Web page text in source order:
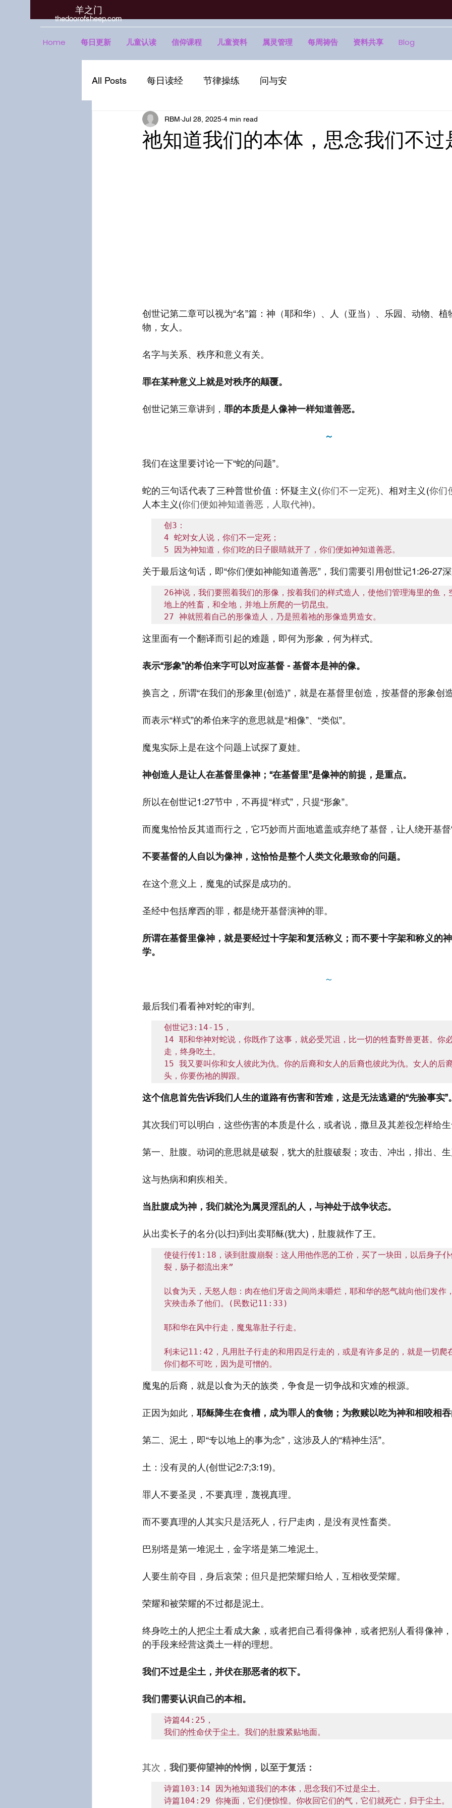
羊之门
​thedoorofsheep.com
Home 每日更新 儿童认读 信仰课程 儿童资料 属灵管理 每周祷告 资料共享 Blog
All Posts 每日读经 节律操练 问与安
祂知道我们的本体，思念我们不过
RBM Jul 28, 2025 4 min read
创世记第二章可以视为“名”篇：神（耶和华）、人（亚当）、乐园、动物、植
物，女人。
名字与关系、秩序和意义有关。
罪在某种意义上就是对秩序的颠覆。
创世记第三章讲到， 罪的本质是人像神一样知道善恶。
～
我们在这里要讨论一下“蛇的问题”。
蛇的三句话代表了三种普世价值：怀疑主义(你们不一定死)、相对主义(你们
人本主义(你们便如神知道善恶，人取代神)。
创3：
4 蛇对女人说，你们不一定死；
5 因为神知道，你们吃的日子眼睛就开了，你们便如神知道善恶。
关于最后这句话，即“你们便如神能知道善恶”，我们需要引用创世记1:26-27
26神说，我们要照着我们的形像，按着我们的样式造人，使他们管理海里的鱼，
地上的牲畜，和全地，并地上所爬的一切昆虫。
27 神就照着自己的形像造人，乃是照着祂的形像造男造女。
这里面有一个翻译而引起的难题，即何为形象，何为样式。
表示“形象”的希伯来字可以对应基督 - 基督本是神的像。
换言之，所谓“在我们的形象里(创造)”，就是在基督里创造，按基督的形象创
而表示“样式”的希伯来字的意思就是“相像”、“类似”。
魔鬼实际上是在这个问题上试探了夏娃。
神创造人是让人在基督里像神；“在基督里”是像神的前提，是重点。
所以在创世记1:27节中，不再提“样式”，只提“形象”。
而魔鬼恰恰反其道而行之，它巧妙而片面地遮盖或弃绝了基督，让人绕开基督
不要基督的人自以为像神，这恰恰是整个人类文化最致命的问题。
在这个意义上，魔鬼的试探是成功的。
圣经中包括摩西的罪，都是绕开基督演神的罪。
所谓在基督里像神，就是要经过十字架和复活称义；而不要十字架和称义的
学。
～
最后我们看看神对蛇的审判。
创世记3:14-15，
14 耶和华神对蛇说，你既作了这事，就必受咒诅，比一切的牲畜野兽更甚。你
走，终身吃土。
15 我又要叫你和女人彼此为仇。你的后裔和女人的后裔也彼此为仇。女人的后
头，你要伤祂的脚跟。
这个信息首先告诉我们人生的道路有伤害和苦难，这是无法逃避的“先验事实”
其次我们可以明白，这些伤害的本质是什么，或者说，撒旦及其差役怎样给
第一、肚腹。动词的意思就是破裂，犹大的肚腹破裂；攻击、冲出，排出、
这与热病和痢疾相关。
当肚腹成为神，我们就沦为属灵淫乱的人，与神处于战争状态。
从出卖长子的名分(以扫)到出卖耶稣(犹大)，肚腹就作了王。
使徒行传1:18，谈到肚腹崩裂：这人用他作恶的工价，买了一块田，以后身子
裂，肠子都流出来”
以食为天，天怒人怨：肉在他们牙齿之间尚未嚼烂，耶和华的怒气就向他们发作
灾殃击杀了他们。(民数记11:33)
耶和华在风中行走，魔鬼靠肚子行走。
利未记11:42，凡用肚子行走的和用四足行走的，或是有许多足的，就是一切爬
你们都不可吃，因为是可憎的。
魔鬼的后裔，就是以食为天的族类，争食是一切争战和灾难的根源。
正因为如此，耶稣降生在食槽，成为罪人的食物；为救赎以吃为神和相咬相
第二、泥土，即“专以地上的事为念”，这涉及人的“精神生活”。
土：没有灵的人(创世记2:7;3:19)。
罪人不要圣灵，不要真理，蔑视真理。
而不要真理的人其实只是活死人，行尸走肉，是没有灵性畜类。
巴别塔是第一堆泥土，金字塔是第二堆泥土。
人要生前夺目，身后哀荣；但只是把荣耀归给人，互相收受荣耀。
荣耀和被荣耀的不过都是泥土。
终身吃土的人把尘土看成大象，或者把自己看得像神，或者把别人看得像神
的手段来经营这粪土一样的理想。
我们不过是尘土，并伏在那恶者的权下。
我们需要认识自己的本相。
诗篇44:25，
我们的性命伏于尘土。我们的肚腹紧贴地面。
其次， 我们要仰望神的怜悯，以至于复活：
诗篇103:14 因为祂知道我们的本体，思念我们不过是尘土。
诗篇104:29 你掩面，它们便惊惶。你收回它们的气，它们就死亡，归于尘土。